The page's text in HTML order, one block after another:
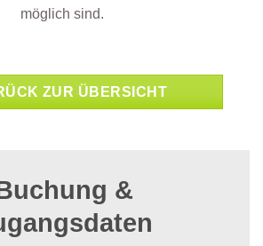
möglich sind.
ZUR ÜBERSICHT
&